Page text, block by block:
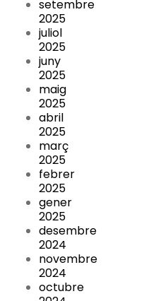
setembre
2025
juliol
2025
juny
2025
maig
2025
abril
2025
març
2025
febrer
2025
gener
2025
desembre
2024
novembre
2024
octubre